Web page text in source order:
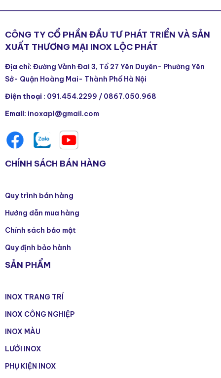
CÔNG TY CỔ PHẦN ĐẦU TƯ PHÁT TRIỂN VÀ SẢN
XUẤT THƯƠNG MẠI INOX LỘC PHÁT
Địa chỉ: Đường Vành Đai 3, Tổ 27 Yên Duyên- Phường Yên
Sở- Quận Hoàng Mai- Thành Phố Hà Nội
Điện thoại : 091.454.2299 / 0867.050.968
Email : inoxapl@gmail.com
CHÍNH SÁCH BÁN HÀNG
Quy trình bán hàng
Hướng dẫn mua hàng
Chính sách bảo mật
Quy định bảo hành
SẢN PHẨM
INOX TRANG TRÍ
INOX CÔNG NGHIỆP
INOX MÀU
LƯỚI INOX
PHỤ KIỆN INOX